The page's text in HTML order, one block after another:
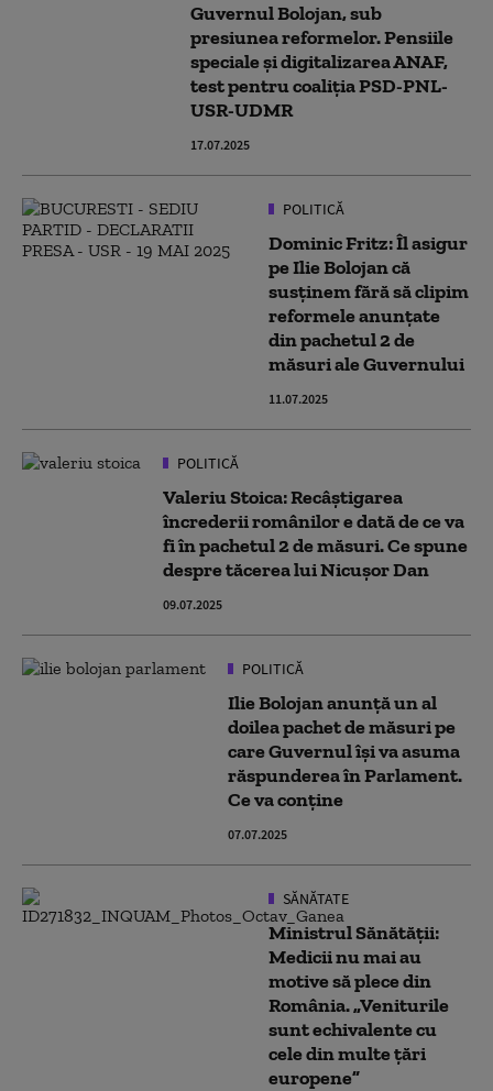
Guvernul Bolojan, sub
presiunea reformelor. Pensiile
speciale și digitalizarea ANAF,
test pentru coaliția PSD-PNL-
USR-UDMR
17.07.2025
POLITICĂ
Dominic Fritz: Îl asigur
pe Ilie Bolojan că
susținem fără să clipim
reformele anunțate
din pachetul 2 de
măsuri ale Guvernului
11.07.2025
POLITICĂ
Valeriu Stoica: Recâștigarea
încrederii românilor e dată de ce va
fi în pachetul 2 de măsuri. Ce spune
despre tăcerea lui Nicușor Dan
09.07.2025
POLITICĂ
Ilie Bolojan anunță un al
doilea pachet de măsuri pe
care Guvernul își va asuma
răspunderea în Parlament.
Ce va conține
07.07.2025
SĂNĂTATE
Ministrul Sănătății:
Medicii nu mai au
motive să plece din
România. „Veniturile
sunt echivalente cu
cele din multe ţări
europene”